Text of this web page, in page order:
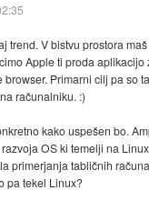
trend. V bistvu prostora
Apple ti proda
browser. Primarni cilj pa so
računalniku. :)
kako uspešen bo.
OS ki temelji na
primerjanja tabličnih
pa tekel Linux?